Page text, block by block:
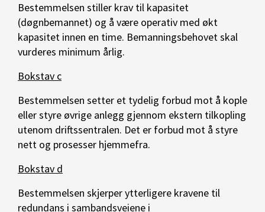
Bestemmelsen stiller krav til kapasitet
(døgnbemannet) og å være operativ med økt
kapasitet innen en time. Bemanningsbehovet skal
vurderes minimum årlig.
Bokstav c
Bestemmelsen setter et tydelig forbud mot å kople
eller styre øvrige anlegg gjennom ekstern tilkopling
utenom driftssentralen. Det er forbud mot å styre
nett og prosesser hjemmefra.
Bokstav d
Bestemmelsen skjerper ytterligere kravene til
redundans i sambandsveiene i